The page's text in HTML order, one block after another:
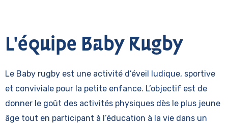
L'équipe Baby Rugby
Le Baby rugby est une activité d’éveil ludique, sportive
et conviviale pour la petite enfance. L’objectif est de
donner le goût des activités physiques dès le plus jeune
âge tout en participant à l’éducation à la vie dans un